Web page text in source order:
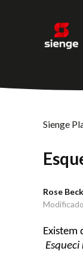
Sienge
Rose
Existem